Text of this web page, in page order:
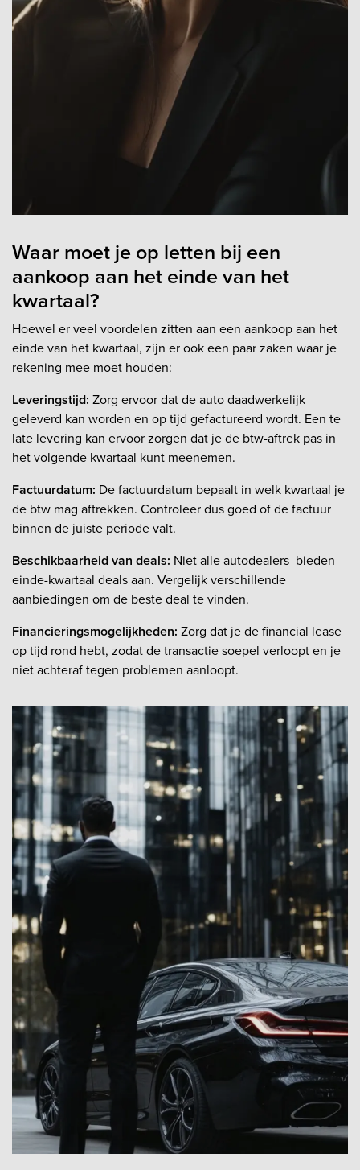
Waar moet je op letten bij een
aankoop aan het einde van het
kwartaal?
Hoewel er veel voordelen zitten aan een aankoop aan het
einde van het kwartaal, zijn er ook een paar zaken waar je
rekening mee moet houden:
Leveringstijd: Zorg ervoor dat de auto daadwerkelijk
geleverd kan worden en op tijd gefactureerd wordt. Een te
late levering kan ervoor zorgen dat je de btw-aftrek pas in
het volgende kwartaal kunt meenemen.
Factuurdatum: De factuurdatum bepaalt in welk kwartaal je
de btw mag aftrekken. Controleer dus goed of de factuur
binnen de juiste periode valt.
Beschikbaarheid van deals: Niet alle autodealers bieden
einde-kwartaal deals aan. Vergelijk verschillende
aanbiedingen om de beste deal te vinden.
Financieringsmogelijkheden: Zorg dat je de financial lease
op tijd rond hebt, zodat de transactie soepel verloopt en je
niet achteraf tegen problemen aanloopt.